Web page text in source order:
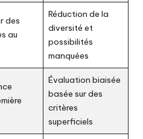
des
au
Réduction de la
diversité et
possibilités
manquées
Évaluation biaisée
basée sur des
critères
superficiels